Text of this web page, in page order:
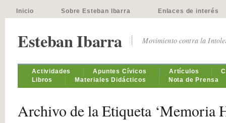
Inicio Sobre Esteban Ibarra Enlaces de interés
Esteban Ibarra Movimiento contra la
Actividades Apuntes Cívicos Artículos
Libros
Materiales Didácticos Nota de Prensa
Archivo de la Etiqueta ‘Memoria